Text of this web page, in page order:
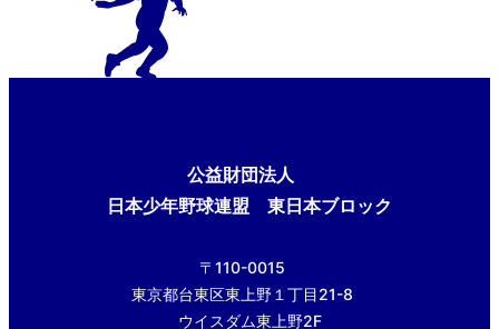
公益財団法人
日本少年野球連盟 東日本ブロック
〒110-0015
東京都台東区東上野１丁目21-8
ウイスダム東上野2F